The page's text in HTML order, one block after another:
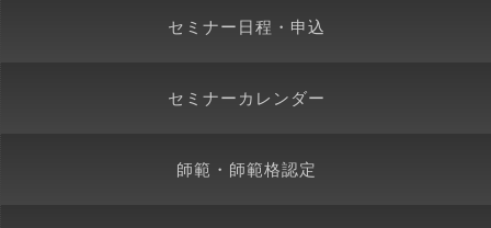
セミナー日程・申込
セミナーカレンダー
師範・師範格認定